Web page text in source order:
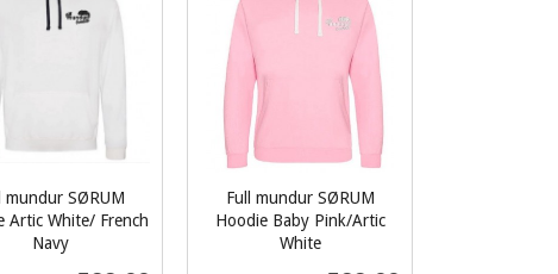
mundur SØRUM
Artic White/ French
Navy
Full mundur SØRUM
Hoodie Baby Pink/Artic
White